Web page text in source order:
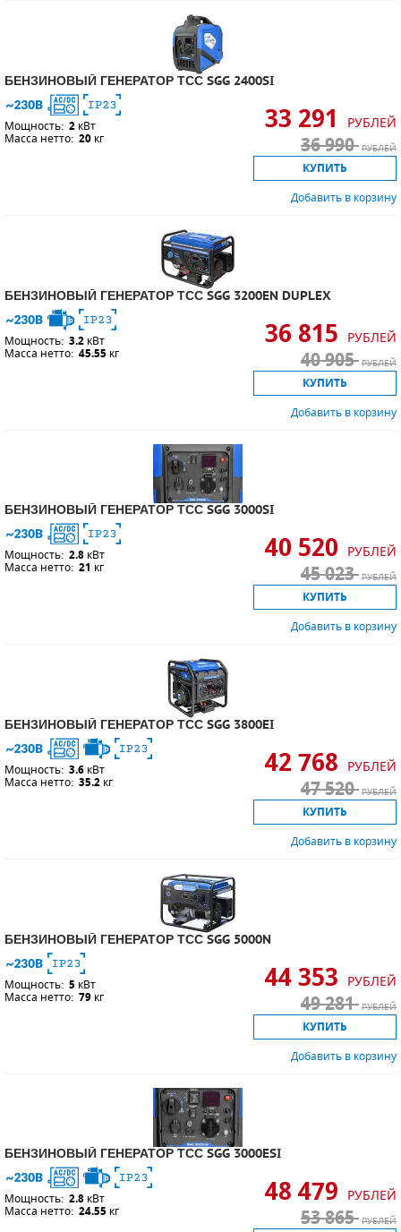
БЕНЗИНОВЫЙ ГЕНЕРАТОР ТСС SGG 2400SI
Мощность: 2 кВт
Масса нетто: 20 кг
33 291 РУБЛЕЙ
36 990 РУБЛЕЙ
КУПИТЬ
Добавить в корзину
БЕНЗИНОВЫЙ ГЕНЕРАТОР ТСС SGG 3200EN DUPLEX
Мощность: 3.2 кВт
Масса нетто: 45.55 кг
36 815 РУБЛЕЙ
40 905 РУБЛЕЙ
КУПИТЬ
Добавить в корзину
БЕНЗИНОВЫЙ ГЕНЕРАТОР ТСС SGG 3000SI
Мощность: 2.8 кВт
Масса нетто: 21 кг
40 520 РУБЛЕЙ
45 023 РУБЛЕЙ
КУПИТЬ
Добавить в корзину
БЕНЗИНОВЫЙ ГЕНЕРАТОР ТСС SGG 3800EI
Мощность: 3.6 кВт
Масса нетто: 35.2 кг
42 768 РУБЛЕЙ
47 520 РУБЛЕЙ
КУПИТЬ
Добавить в корзину
БЕНЗИНОВЫЙ ГЕНЕРАТОР ТСС SGG 5000N
Мощность: 5 кВт
Масса нетто: 79 кг
44 353 РУБЛЕЙ
49 281 РУБЛЕЙ
КУПИТЬ
Добавить в корзину
БЕНЗИНОВЫЙ ГЕНЕРАТОР ТСС SGG 3000ESI
Мощность: 2.8 кВт
Масса нетто: 24.55 кг
48 479 РУБЛЕЙ
53 865 РУБЛЕЙ